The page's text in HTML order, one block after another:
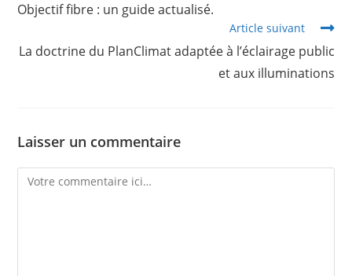
Objectif fibre : un guide actualisé.
Article suivant
La doctrine du PlanClimat adaptée à l’éclairage public
et aux illuminations
Laisser un commentaire